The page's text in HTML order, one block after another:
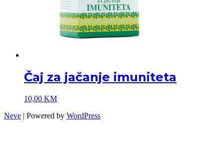
Čaj za jačanje imuniteta
10,00 KM
Neve | Powered by WordPress